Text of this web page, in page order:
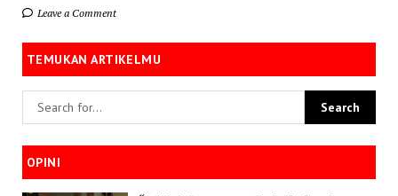
Leave a Comment
TEMUKAN ARTIKELMU
OPINI